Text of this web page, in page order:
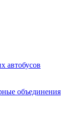
автобусов
объединения